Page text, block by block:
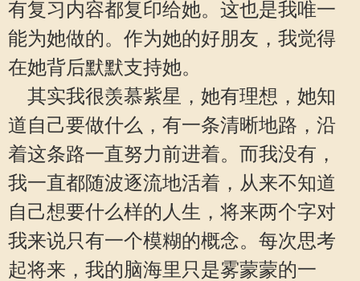
有复习内容都复印给她。这也是我唯一
能为她做的。作为她的好朋友，我觉得
在她背后默默支持她。
其实我很羡慕紫星，她有理想，她知
道自己要做什么，有一条清晰地路，沿
着这条路一直努力前进着。而我没有，
我一直都随波逐流地活着，从来不知道
自己想要什么样的人生，将来两个字对
我来说只有一个模糊的概念。每次思考
起将来，我的脑海里只是雾蒙蒙的一